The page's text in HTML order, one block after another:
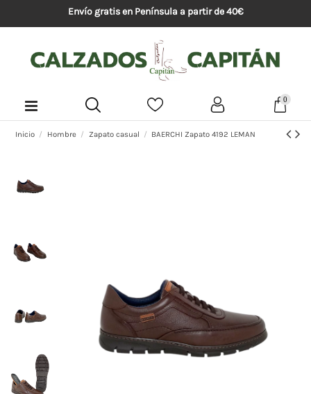
Envío gratis en Península a partir de 40€
0
Inicio Hombre Zapato casual BAERCHI Zapato 4192 LEMAN